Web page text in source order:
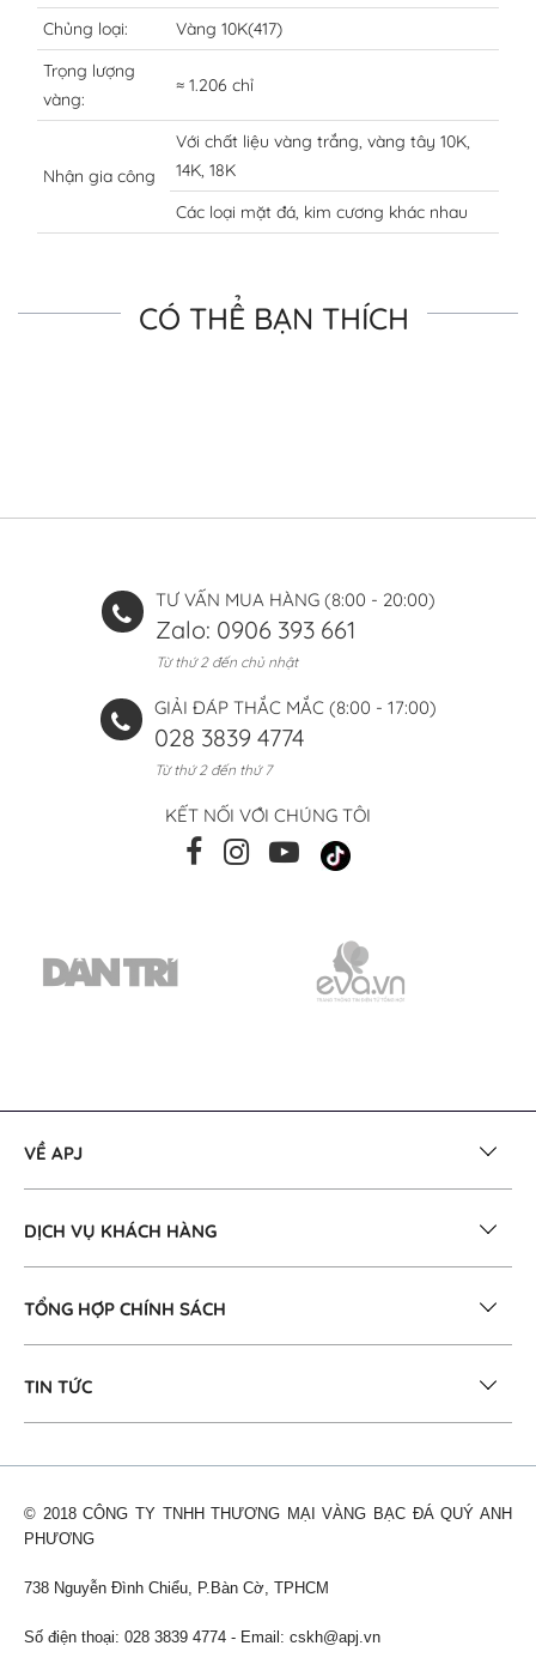
Chủng loại:
Vàng 10K(417)
Trọng lượng
vàng:
≈ 1.206 chỉ
Nhận gia công
Với chất liệu vàng trắng, vàng tây 10K,
14K, 18K
Các loại mặt đá, kim cương khác nhau
CÓ THỂ BẠN THÍCH
TƯ VẤN MUA HÀNG (8:00 - 20:00)
Zalo: 0906 393 661
Từ thứ 2 đến chủ nhật
GIẢI ĐÁP THẮC MẮC (8:00 - 17:00)
028 3839 4774
Từ thứ 2 đến thứ 7
KẾT NỐI VỚI CHÚNG TÔI
VỀ APJ
DỊCH VỤ KHÁCH HÀNG
TỔNG HỢP CHÍNH SÁCH
TIN TỨC
© 2018 CÔNG TY TNHH THƯƠNG MẠI VÀNG BẠC ĐÁ QUÝ ANH
PHƯƠNG
738 Nguyễn Đình Chiểu, P.Bàn Cờ, TPHCM
Số điện thoại: 028 3839 4774 - Email: cskh@apj.vn